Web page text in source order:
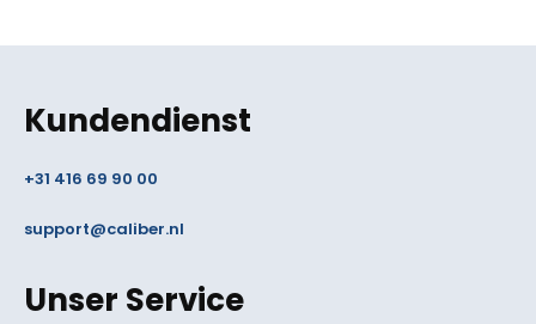
Kundendienst
+31 416 69 90 00
support@caliber.nl
Unser Service